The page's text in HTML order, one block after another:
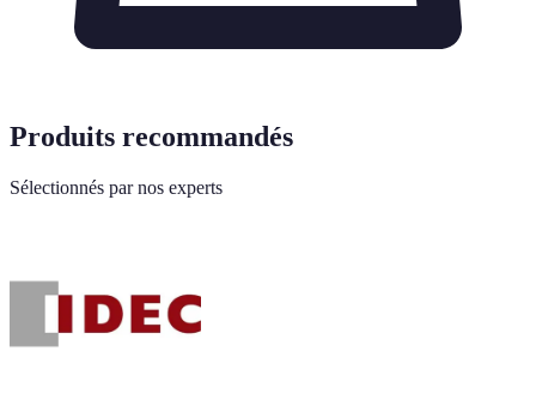
Produits recommandés
Sélectionnés par nos experts